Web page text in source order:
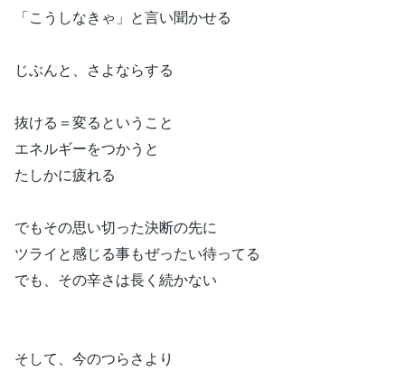
「こうしなきゃ」と言い聞かせる
じぶんと、さよならする
抜ける＝変るということ
エネルギーをつかうと
たしかに疲れる
でもその思い切った決断の先に
ツライと感じる事もぜったい待ってる
でも、その辛さは長く続かない
そして、今のつらさより